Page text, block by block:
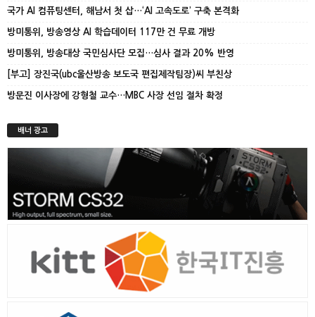
국가 AI 컴퓨팅센터, 해남서 첫 삽…‘AI 고속도로’ 구축 본격화
방미통위, 방송영상 AI 학습데이터 117만 건 무료 개방
방미통위, 방송대상 국민심사단 모집…심사 결과 20% 반영
[부고] 장진국(ubc울산방송 보도국 편집제작팀장)씨 부친상
방문진 이사장에 강형철 교수…MBC 사장 선임 절차 확정
배너 광고